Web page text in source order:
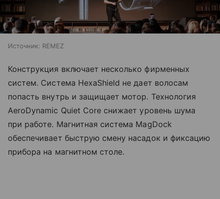
Источник: REMEZ
Конструкция включает несколько фирменных
систем. Система HexaShield не дает волосам
попасть внутрь и защищает мотор. Технология
AeroDynamic Quiet Core снижает уровень шума
при работе. Магнитная система MagDock
обеспечивает быструю смену насадок и фиксацию
прибора на магнитном столе.